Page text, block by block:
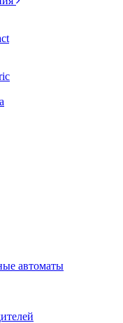
автоматы